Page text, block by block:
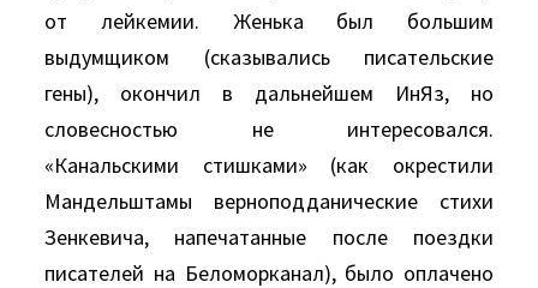
от лейкемии. Женька был большим
выдумщиком (сказывались писательские
гены), окончил в дальнейшем ИнЯз, но
словесностью не интересовался.
«Канальскими стишками» (как окрестили
Мандельштамы верноподданические стихи
Зенкевича, напечатанные после поездки
писателей на Беломорканал), было оплачено